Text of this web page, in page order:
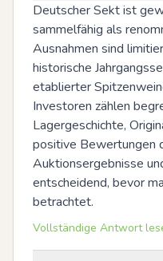
Deutscher Sekt ist
sammelfähig als
Ausnahmen sind
historische
etablierter
Investoren zählen
Lagergeschichte,
positive Bewertungen
Auktionsergebnisse
entscheidend, bevor
betrachtet.
Vollständige Antwort